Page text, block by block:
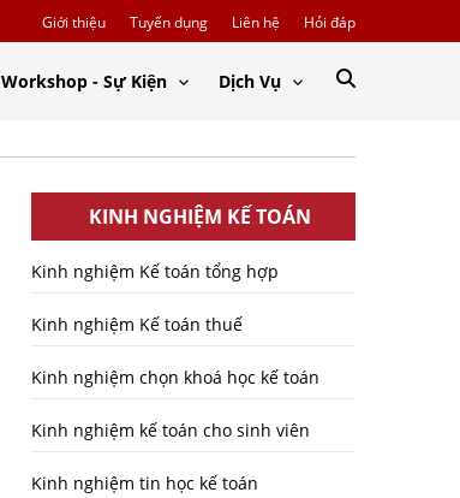
Giới thiệu Tuyển dụng Liên hệ Hỏi đáp
Workshop - Sự Kiện Dịch Vụ
KINH NGHIỆM KẾ TOÁN
Kinh nghiệm Kế toán tổng hợp
Kinh nghiệm Kế toán thuế
Kinh nghiệm chọn khoá học kế toán
Kinh nghiệm kế toán cho sinh viên
Kinh nghiệm tin học kế toán